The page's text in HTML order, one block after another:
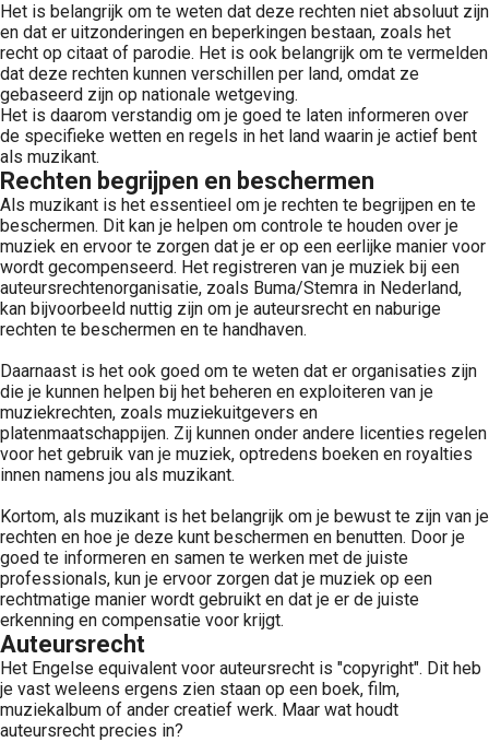
Het is belangrijk om te weten dat deze rechten niet absoluut zijn
en dat er uitzonderingen en beperkingen bestaan, zoals het
recht op citaat of parodie. Het is ook belangrijk om te vermelden
dat deze rechten kunnen verschillen per land, omdat ze
gebaseerd zijn op nationale wetgeving.
Het is daarom verstandig om je goed te laten informeren over
de specifieke wetten en regels in het land waarin je actief bent
als muzikant.
Rechten begrijpen en beschermen
Als muzikant is het essentieel om je rechten te begrijpen en te
beschermen. Dit kan je helpen om controle te houden over je
muziek en ervoor te zorgen dat je er op een eerlijke manier voor
wordt gecompenseerd. Het registreren van je muziek bij een
auteursrechtenorganisatie, zoals Buma/Stemra in Nederland,
kan bijvoorbeeld nuttig zijn om je auteursrecht en naburige
rechten te beschermen en te handhaven.
Daarnaast is het ook goed om te weten dat er organisaties zijn
die je kunnen helpen bij het beheren en exploiteren van je
muziekrechten, zoals muziekuitgevers en
platenmaatschappijen. Zij kunnen onder andere licenties regelen
voor het gebruik van je muziek, optredens boeken en royalties
innen namens jou als muzikant.
Kortom, als muzikant is het belangrijk om je bewust te zijn van je
rechten en hoe je deze kunt beschermen en benutten. Door je
goed te informeren en samen te werken met de juiste
professionals, kun je ervoor zorgen dat je muziek op een
rechtmatige manier wordt gebruikt en dat je er de juiste
erkenning en compensatie voor krijgt.
Auteursrecht
Het Engelse equivalent voor auteursrecht is "copyright". Dit heb
je vast weleens ergens zien staan op een boek, film,
muziekalbum of ander creatief werk. Maar wat houdt
auteursrecht precies in?